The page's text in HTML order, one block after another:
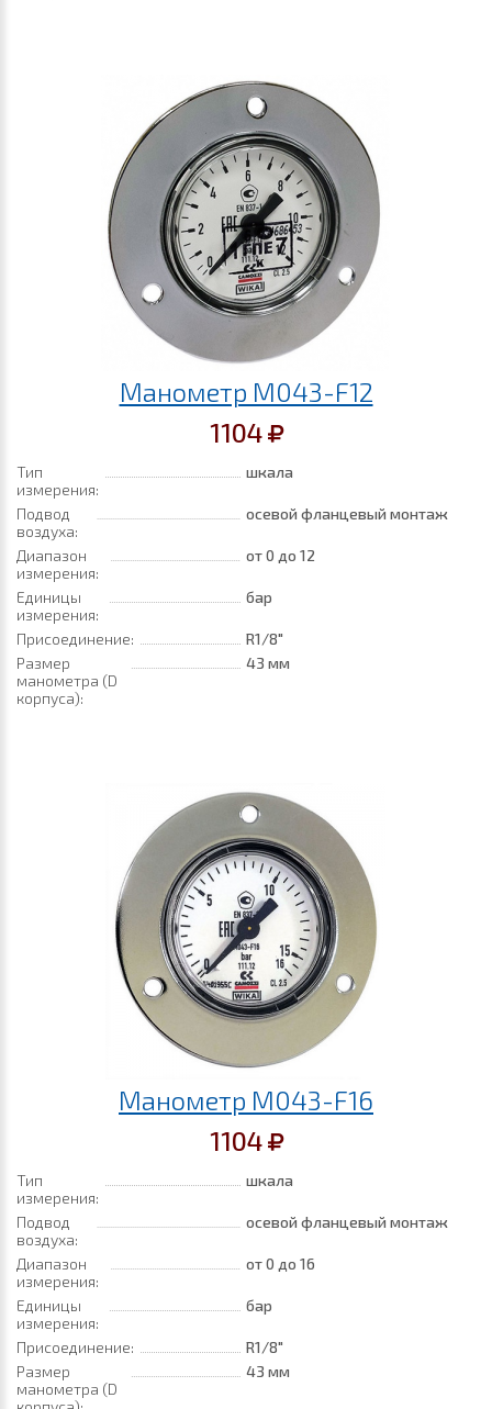
Манометр M043-F12
1104
Тип
измерения:
шкала
Подвод
воздуха:
осевой фланцевый монтаж
Диапазон
измерения:
от 0 до 12
Единицы
измерения:
бар
Присоединение:
R1/8"
Размер
манометра (D
корпуса):
43 мм
Манометр M043-F16
1104
Тип
измерения:
шкала
Подвод
воздуха:
осевой фланцевый монтаж
Диапазон
измерения:
от 0 до 16
Единицы
измерения:
бар
Присоединение:
R1/8"
Размер
манометра (D
43 мм